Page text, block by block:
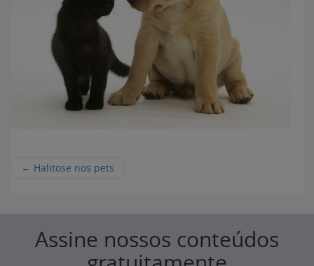
← Halitose nos pets
Assine nossos conteúdos